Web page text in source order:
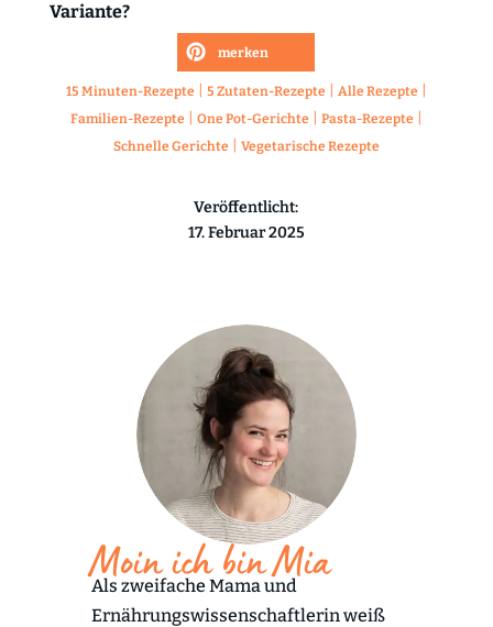
Variante?
merken
15 Minuten-Rezepte 5 Zutaten-Rezepte Alle Rezepte
Familien-Rezepte One Pot-Gerichte Pasta-Rezepte
Schnelle Gerichte Vegetarische Rezepte
Veröffentlicht:
17. Februar 2025
Moin ich bin Mia
Als zweifache Mama und
Ernährungswissenschaftlerin weiß